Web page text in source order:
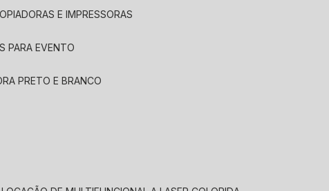
E IMPRESSORAS
PARA EVENTO
PRETO E BRANCO